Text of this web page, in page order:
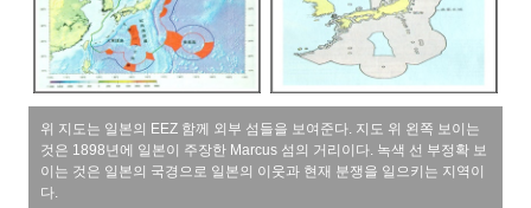
위 지도는 일본의 EEZ 함께 외부 섬들을 보여준다. 지도 위 왼쪽 보이는
것은 1898년에 일본이 주장한 Marcus 섬의 거리이다. 녹색 선 부정확 보
이는 것은 일본의 국경으로 일본의 이웃과 현재 분쟁을 일으키는 지역이
다.